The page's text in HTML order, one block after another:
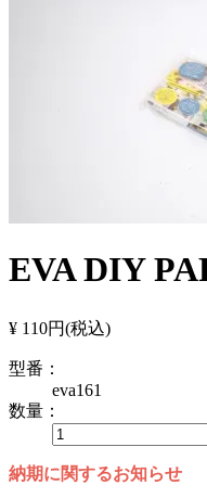
EVA DIY
¥ 110円(税込)
型番：
eva161
数量：
納期に関するお知らせ